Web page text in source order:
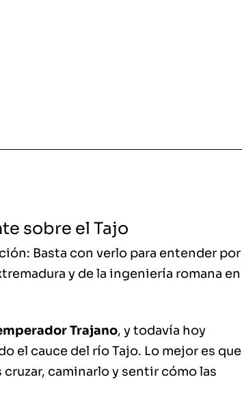
sobre el Tajo
Basta con verlo para entender por
y de la ingeniería romana en
Trajano, y todavía hoy
el cauce del río Tajo. Lo mejor es que
caminarlo y sentir cómo las